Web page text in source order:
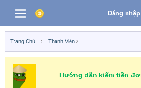
Đăng nhập
Trang Chủ Thành Viên
Hướng dẫn kiếm tiền